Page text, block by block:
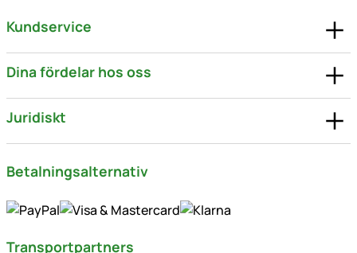
Kundservice
Dina fördelar hos oss
Juridiskt
Betalningsalternativ
Transportpartners